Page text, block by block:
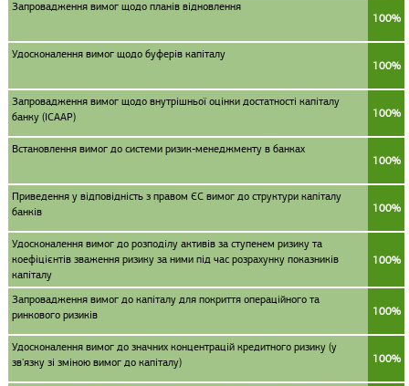
Запровадження вимог щодо планів відновлення
100%
Удосконалення вимог щодо буферів капіталу
100%
Запровадження вимог щодо внутрішньої оцінки достатності капіталу
банку (ІСААР)
100%
Встановлення вимог до системи ризик-менеджменту в банках
100%
Приведення у відповідність з правом ЄС вимог до структури капіталу
банків
100%
Удосконалення вимог до розподілу активів за ступенем ризику та
коефіцієнтів зваження ризику за ними під час розрахунку показників
капіталу
100%
Запровадження вимог до капіталу для покриття операційного та
ринкового ризиків
100%
Удосконалення вимог до значних концентрацій кредитного ризику (у
зв'язку зі зміною вимог до капіталу)
100%